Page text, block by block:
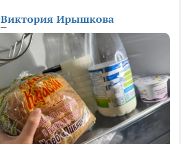
Виктория Ирышкова